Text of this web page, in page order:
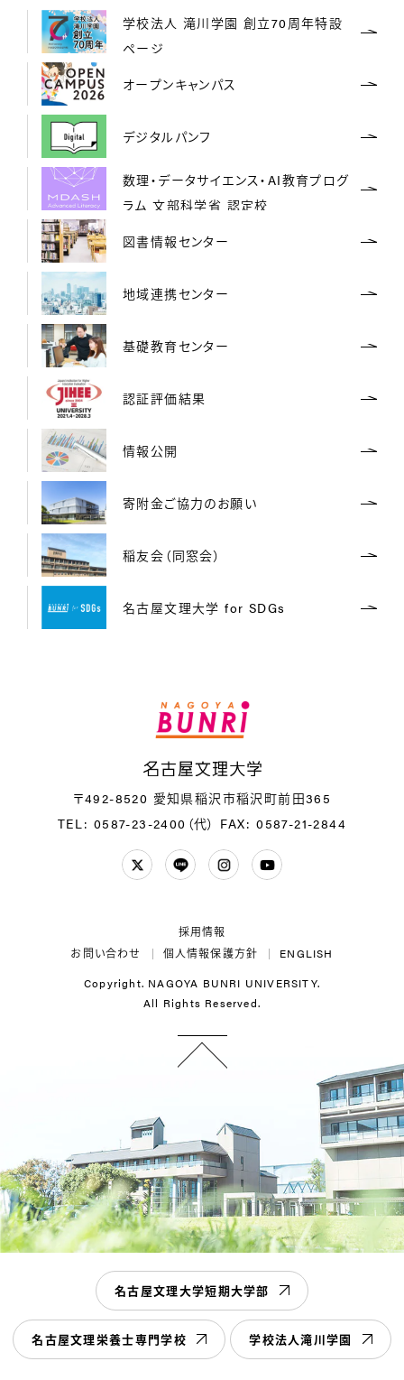
学校法人 滝川学園 創立70周年特設
ページ
オープンキャンパス
デジタルパンフ
数理・データサイエンス・AI教育プログ
ラム 文部科学省 認定校
図書情報センター
地域連携センター
基礎教育センター
認証評価結果
情報公開
寄附金ご協力のお願い
稲友会（同窓会）
名古屋文理大学 for SDGs
〒492-8520 愛知県稲沢市稲沢町前田365
TEL: 0587-23-2400（代） FAX: 0587-21-2844
ENGLISH
個人情報保護方針
お問い合わせ
採用情報
Copyright. NAGOYA BUNRI UNIVERSITY.
All Rights Reserved.
名古屋文理大学短期大学部
名古屋文理栄養士専門学校 学校法人滝川学園